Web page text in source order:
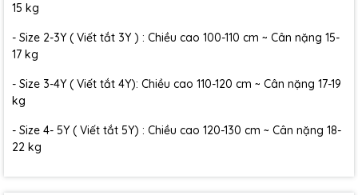
15 kg
- Size 2-3Y ( Viết tắt 3Y ) : Chiều cao 100-110 cm ~ Cân nặng 15-
17 kg
- Size 3-4Y ( Viết tắt 4Y): Chiều cao 110-120 cm ~ Cân nặng 17-19
kg
- Size 4- 5Y ( Viết tắt 5Y) : Chiều cao 120-130 cm ~ Cân nặng 18-
22 kg